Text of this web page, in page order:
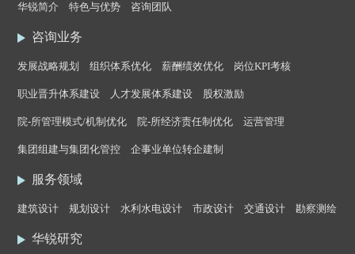
华锐简介 特色与优势 咨询团队
咨询业务
发展战略规划 组织体系优化 薪酬绩效优化 岗位KPI考核
职业晋升体系建设 人才发展体系建设 股权激励
院-所管理模式/机制优化 院-所经济责任制优化 运营管理
集团组建与集团化管控 企事业单位转企建制
服务领域
建筑设计 规划设计 水利水电设计 市政设计 交通设计 勘察测绘
华锐研究